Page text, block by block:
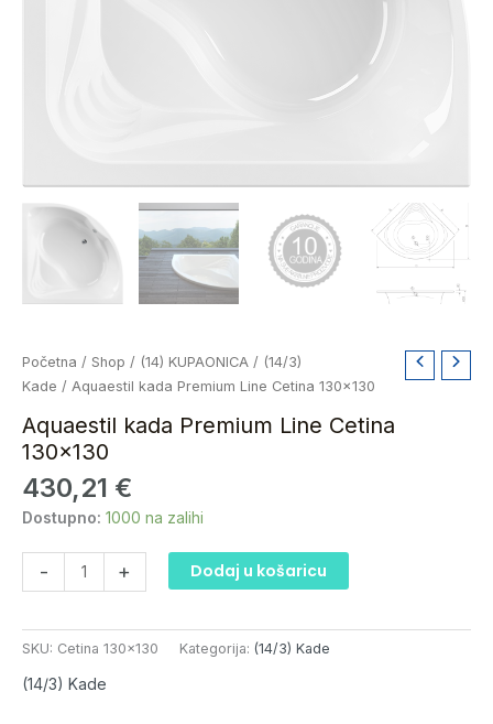
Početna / Shop / (14) KUPAONICA / (14/3)
Kade / Aquaestil kada Premium Line Cetina 130×130
Aquaestil kada Premium Line Cetina
130×130
430,21 €
Dostupno: 1000 na zalihi
-
Aquaestil
kada
Line
Cetina
130x130
količina
+ Dodaj u košaricu
SKU: Cetina 130x130 Kategorija: (14/3) Kade
(14/3) Kade